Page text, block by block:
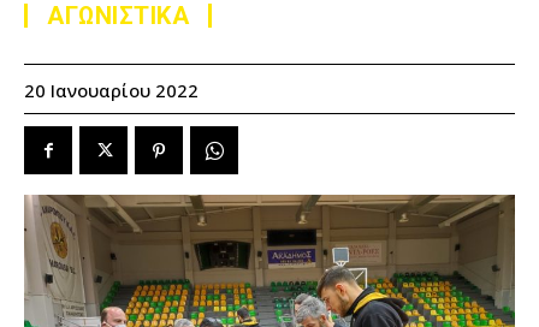
ΑΓΩΝΙΣΤΙΚΑ
20 Ιανουαρίου 2022